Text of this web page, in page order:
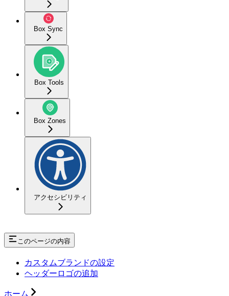
Box Sync
Box Tools
Box Zones
アクセシビリティ
このページの内容
カスタムブランドの設定
ヘッダーロゴの追加
ホーム